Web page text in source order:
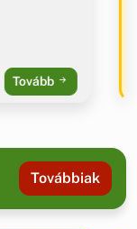
Tovább
Továbbiak